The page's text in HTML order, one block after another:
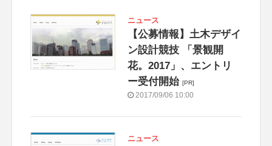
ニュース
【公募情報】土木デザイ
ン設計競技 「景観開
花。2017」、エントリ
ー受付開始 [PR]
2017/09/06 10:00
ニュース